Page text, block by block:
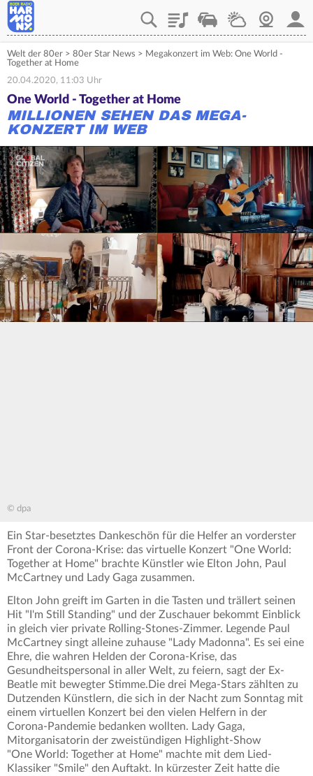
PlaylistVerkehrWetterWebcam
Welt der 80er > 80er Star News > Megakonzert im Web: One World -
Together at Home
20.04.2020, 11:03 Uhr
One World - Together at Home
MILLIONEN SEHEN DAS MEGA-
KONZERT IM WEB
© dpa
Ein Star-besetztes Dankeschön für die Helfer an vorderster
Front der Corona-Krise: das virtuelle Konzert "One World:
Together at Home" brachte Künstler wie Elton John, Paul
McCartney und Lady Gaga zusammen.
Elton John greift im Garten in die Tasten und trällert seinen
Hit "I'm Still Standing" und der Zuschauer bekommt Einblick
in gleich vier private Rolling-Stones-Zimmer. Legende Paul
McCartney singt alleine zuhause "Lady Madonna". Es sei eine
Ehre, die wahren Helden der Corona-Krise, das
Gesundheitspersonal in aller Welt, zu feiern, sagt der Ex-
Beatle mit bewegter Stimme.Die drei Mega-Stars zählten zu
Dutzenden Künstlern, die sich in der Nacht zum Sonntag mit
einem virtuellen Konzert bei den vielen Helfern in der
Corona-Pandemie bedanken wollten. Lady Gaga,
Mitorganisatorin der zweistündigen Highlight-Show
"One World: Together at Home" machte mit dem Lied-
Klassiker "Smile" den Auftakt. In kürzester Zeit hatte die